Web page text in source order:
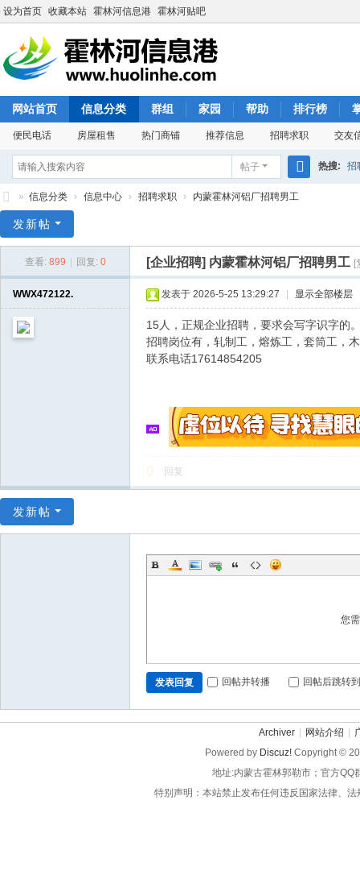
设为首页 收藏本站 霍林河信息港 霍林河贴吧
网站首页 信息分类 群组 家园 帮助 排行榜
便民电话 房屋租售 热门商铺 推荐信息 招聘求职 交友
帖子
搜
热搜: 招
林
» 信息分类 › 信息中心 › 招聘求职 › 内蒙霍林河铝厂招聘男工
发新帖
查看: 899 回复: 0 [企业招聘] 内蒙霍林河铝厂招聘男工 [
WWX472122. 发表于 2026-5-25 13:29:27 显示全部楼层
15人，正规企业招聘，要求会写字识字的
招聘岗位有，轧制工，熔炼工，套筒工，
联系电话17614854205
回复
发新帖
您
发表回复 回帖并转播 回帖后跳转
Archiver 网站介绍
Powered by Discuz! Copyright ©
地址:内蒙古霍林郭勒市；官方QQ
特别声明：本站禁止发布任何违反国家法律、